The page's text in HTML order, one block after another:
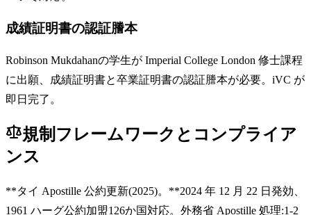
成績証明書の認証謄本
Robinson Mukdahanの学生が Imperial College London 修士課程
に出願、成績証明書と卒業証明書の認証謄本が必要。iVC が
即日完了。
規制フレームワークとコンプライア
ンス
**タイ Apostille 公約更新(2025)。**2024 年 12 月 22 日発効、
1961 ハーグ公約加盟126か国対応。外務省 Apostille 処理:1-2